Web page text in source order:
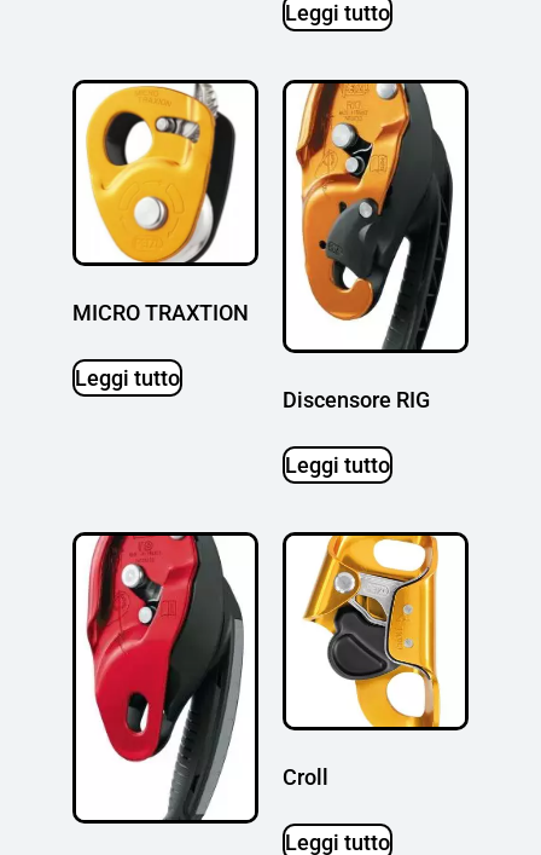
Leggi tutto
MICRO TRAXTION
Leggi tutto
Discensore RIG
Leggi tutto
Croll
Leggi tutto